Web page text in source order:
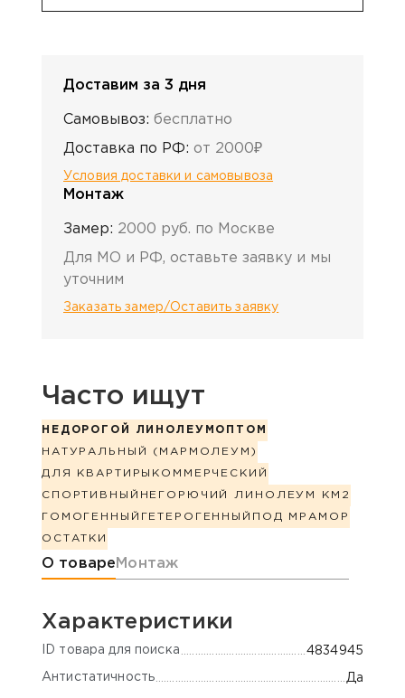
Доставим за 3 дня
Самовывоз: бесплатно
Доставка по РФ: от 2000₽
Условия доставки и самовывоза
Монтаж
Замер: 2000 руб. по Москве
Для МО и РФ, оставьте заявку и мы
уточним
Заказать замер/Оставить заявку
Часто ищут
НЕДОРОГОЙ ЛИНОЛЕУМ ОПТОМ
НАТУРАЛЬНЫЙ (МАРМОЛЕУМ)
ДЛЯ КВАРТИРЫ КОММЕРЧЕСКИЙ
СПОРТИВНЫЙ НЕГОРЮЧИЙ ЛИНОЛЕУМ КМ2
ГОМОГЕННЫЙ ГЕТЕРОГЕННЫЙ ПОД МРАМОР
ОСТАТКИ
Информация о товаре
О товаре Монтаж
Характеристики
ID товара для поиска 4834945
Антистатичность Да